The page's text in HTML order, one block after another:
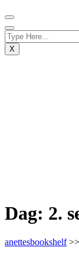
X
Dag: 2.
anettesbookshelf>>